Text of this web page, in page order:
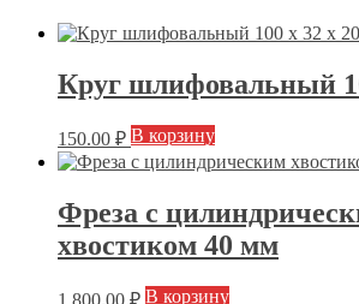
Круг шлифовальный
150.00 ₽ В корзину
Фреза с
хвостиком 40 мм
1 800.00 ₽ В корзину